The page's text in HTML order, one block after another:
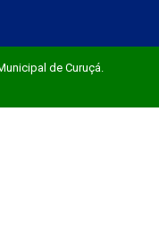
de Curuçá.